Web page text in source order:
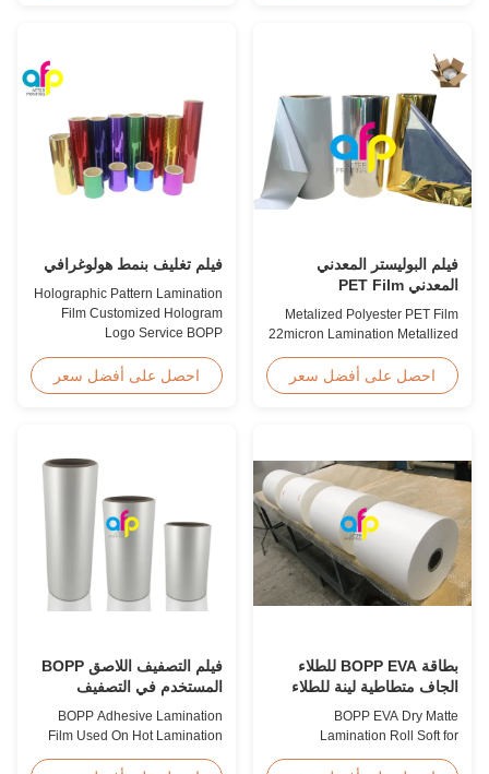
فيلم البوليستر المعدني
المعدني PET Film
22micron Lamination رول
فيلم معدني
Metalized Polyester PET Film
22micron Lamination Metallized
Screen/Offset/Gravure/Intaglio
Printing Supported Metalized
film is suitable for various
printing types including offset
printing, screen ...
احصل على أفضل سعر
فيلم تغليف بنمط هولوغرافي
Holographic Pattern Lamination
Film Customized Hologram
Logo Service BOPP
Film for Shopping Bags
Packaging offers fantastic
brand exposure and create vivid
impressions. We accept ...
احصل على أفضل سعر
بطاقة BOPP EVA للطلاء
الجاف متطاطية لينة للطلاء
والطباعة
BOPP EVA Dry Matte
Lamination Roll Soft for
فيلم التصفيف اللاصق BOPP
المستخدم في التصفيف
الساخن
BOPP Adhesive Lamination
Film Used On Hot Lamination